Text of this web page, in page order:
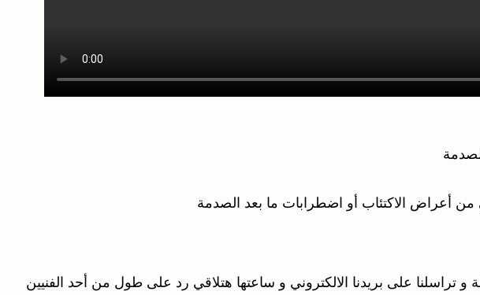
أعراض الاكتئاب أو اضطرابات ما بعد الصدمة
على بريدنا الالكتروني و ساعتها هتلاقي رد على طول من أحد الفنيين